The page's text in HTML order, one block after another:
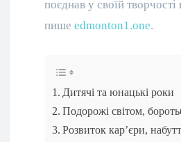
поєднав у своїй
пише edmonton1.one.
Дитячі та юнацькі роки
Подорожі світом,
Розвиток кар’єри,